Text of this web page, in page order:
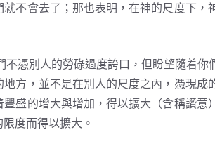
不會去了；那也表明，在神的尺度下，
憑別人的勞碌過度誇口，但盼望隨着你
方，並不是在別人的尺度之內，憑現成
盛的增大與增加，得以擴大（含稱讚意
度而得以擴大。